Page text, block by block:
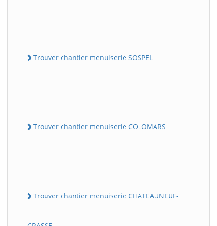
Trouver chantier menuiserie SOSPEL
Trouver chantier menuiserie COLOMARS
Trouver chantier menuiserie CHATEAUNEUF-